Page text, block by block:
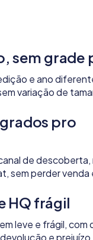
sem grade
e ano
variação de
pro
de descoberta,
sem perder venda
HQ frágil
leve e frágil, com
e prejuízo.